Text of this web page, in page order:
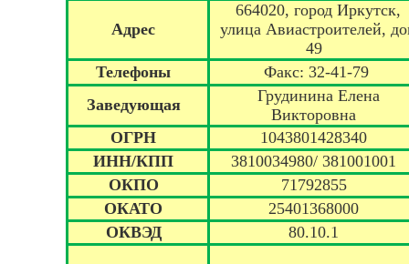
Адрес
664020, город Иркутск,
улица Авиастроителей,
49
Телефоны
Факс: 32-41-79
Заведующая
Грудинина Елена
Викторовна
ОГРН
1043801428340
ИНН/КПП
3810034980/ 381001001
ОКПО
71792855
ОКАТО
25401368000
ОКВЭД
80.10.1